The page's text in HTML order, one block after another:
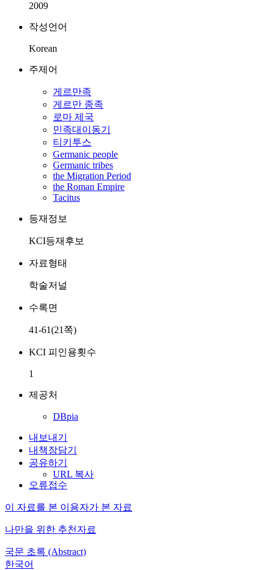
2009
작성언어
Korean
주제어
게르만족
게르만 종족
로마 제국
민족대이동기
티키투스
Germanic people
Germanic tribes
the Migration Period
the Roman Empire
Tacitus
등재정보
KCI등재후보
자료형태
학술저널
수록면
41-61(21쪽)
KCI 피인용횟수
1
제공처
DBpia
내보내기
내책장담기
공유하기
URL 복사
오류접수
이 자료를 본 이용자가 본 자료
나만을 위한 추천자료
국문 초록 (Abstract)
한국어